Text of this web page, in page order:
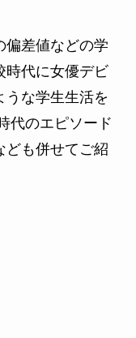
偏差値などの学
時代に女優デビ
うな学生生活を
代のエピソード
ども併せてご紹